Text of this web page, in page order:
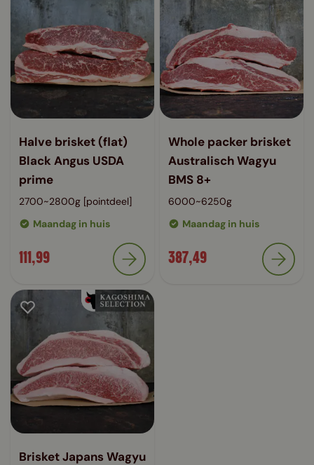
Halve brisket (flat)
Black Angus USDA
prime
2700~2800g [pointdeel]
Maandag in huis
111,99
Whole packer brisket
Australisch Wagyu
BMS 8+
6000~6250g
Maandag in huis
387,49
Brisket Japans Wagyu